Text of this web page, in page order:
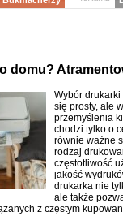
domu?
Wybór
się prosty, ale
przemyślenia
chodzi tylko o
równie ważne
rodzaj
częstotliwość
jakość
drukarka nie
ale także
z częstym